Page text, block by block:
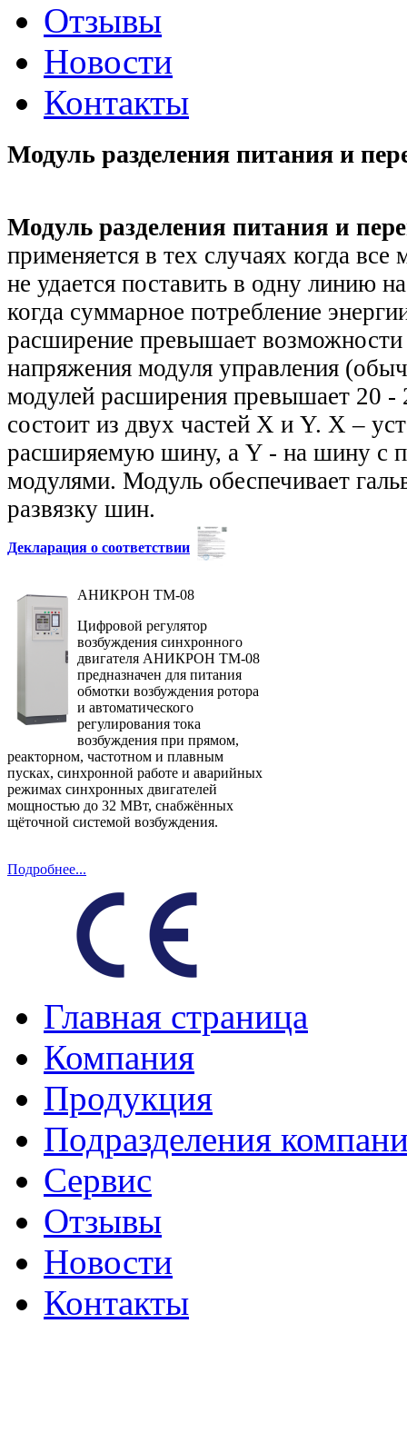
Отзывы
Новости
Контакты
Модуль разделения питания и
Модуль разделения питания и
применяется в тех случаях когда
не удается поставить в одну линию
когда суммарное потребление
расширение превышает возможности
напряжения модуля управления
модулей расширения превышает 20
состоит из двух частей X и Y. X –
расширяемую шину, а Y - на шину с
модулями. Модуль обеспечивает
развязку шин.
Декларация о соответствии
АНИКРОН ТМ-08
Цифровой регулятор
возбуждения синхронного
двигателя АНИКРОН ТМ-08
предназначен для питания
обмотки возбуждения ротора
и автоматического
регулирования тока
возбуждения при прямом,
реакторном, частотном и плавным
пусках, синхронной работе и аварийных
режимах синхронных двигателей
мощностью до 32 МВт, снабжённых
щёточной системой возбуждения.
Подробнее...
Главная страница
Компания
Продукция
Подразделения
Сервис
Отзывы
Новости
Контакты